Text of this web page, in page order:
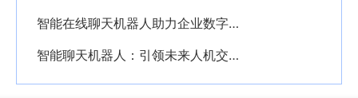
智能在线聊天机器人助力企业数字化转型的创新路径
智能聊天机器人：引领未来人机交互的创新力量